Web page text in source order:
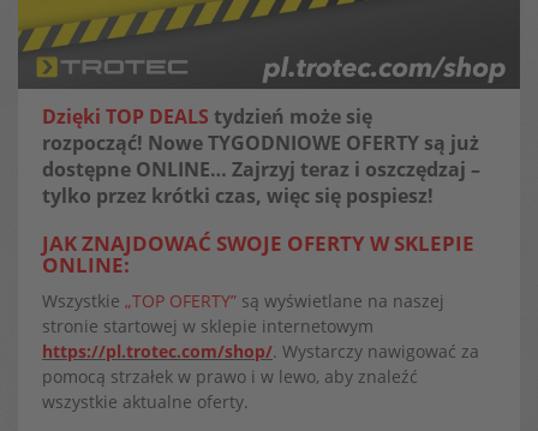
Dzięki TOP DEALS tydzień może się
rozpocząć! Nowe TYGODNIOWE OFERTY są już
dostępne ONLINE… Zajrzyj teraz i oszczędzaj –
tylko przez krótki czas, więc się pospiesz!
JAK ZNAJDOWAĆ SWOJE OFERTY W SKLEPIE
ONLINE:
Wszystkie „TOP OFERTY” są wyświetlane na naszej
stronie startowej w sklepie internetowym
https://pl.trotec.com/shop/. Wystarczy nawigować za
pomocą strzałek w prawo i w lewo, aby znaleźć
wszystkie aktualne oferty.